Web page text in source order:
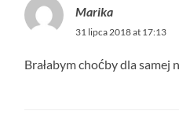
Marika
31 lipca 2018 at 17:13
Brałabym choćby dla samej